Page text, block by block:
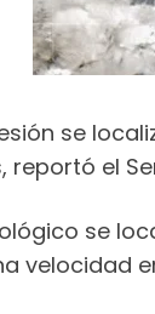
se
reportó el
se
velocidad